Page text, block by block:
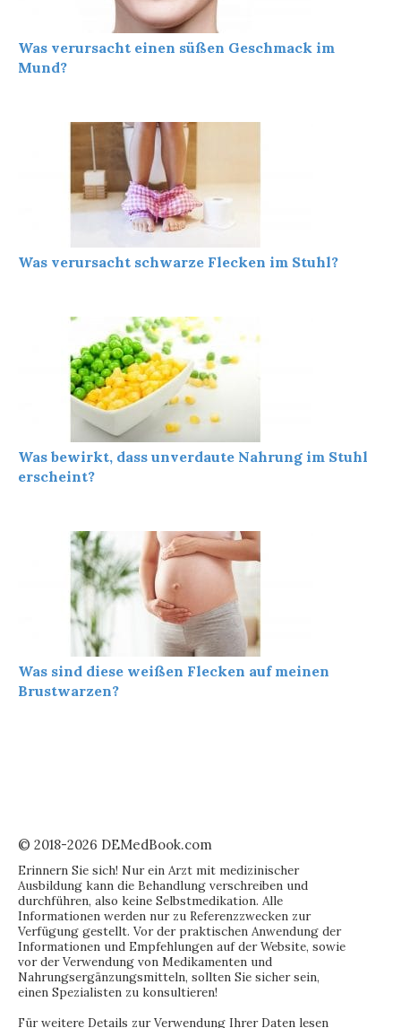
Was verursacht einen süßen Geschmack im
Mund?
Was verursacht schwarze Flecken im Stuhl?
Was bewirkt, dass unverdaute Nahrung im Stuhl
erscheint?
Was sind diese weißen Flecken auf meinen
Brustwarzen?
© 2018-2026 DEMedBook.com
Erinnern Sie sich! Nur ein Arzt mit medizinischer
Ausbildung kann die Behandlung verschreiben und
durchführen, also keine Selbstmedikation. Alle
Informationen werden nur zu Referenzzwecken zur
Verfügung gestellt. Vor der praktischen Anwendung der
Informationen und Empfehlungen auf der Website, sowie
vor der Verwendung von Medikamenten und
Nahrungsergänzungsmitteln, sollten Sie sicher sein,
einen Spezialisten zu konsultieren!
Für weitere Details zur Verwendung Ihrer Daten lesen